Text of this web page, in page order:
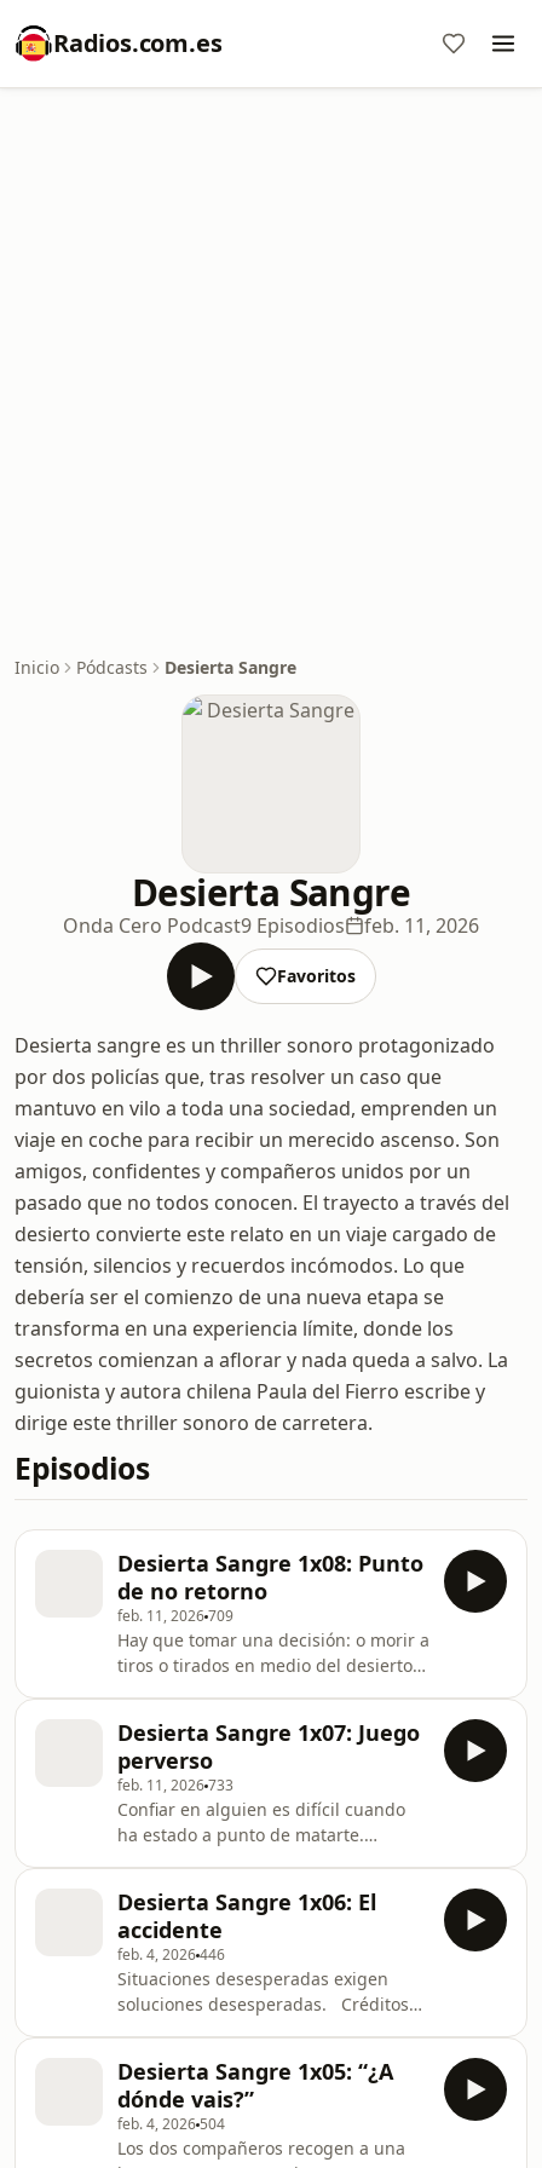
Radios.com.es
Inicio Pódcasts Desierta Sangre
Desierta Sangre
Onda Cero Podcast9 Episodios feb. 11, 2026
Favoritos
Desierta sangre es un thriller sonoro protagonizado
por dos policías que, tras resolver un caso que
mantuvo en vilo a toda una sociedad, emprenden un
viaje en coche para recibir un merecido ascenso. Son
amigos, confidentes y compañeros unidos por un
pasado que no todos conocen. El trayecto a través del
desierto convierte este relato en un viaje cargado de
tensión, silencios y recuerdos incómodos. Lo que
debería ser el comienzo de una nueva etapa se
transforma en una experiencia límite, donde los
secretos comienzan a aflorar y nada queda a salvo. La
guionista y autora chilena Paula del Fierro escribe y
dirige este thriller sonoro de carretera.
Episodios
Desierta Sangre 1x08: Punto
de no retorno
feb. 11, 2026709
Hay que tomar una decisión: o morir a
tiros o tirados en medio del desierto.
Víctor Blanco, Miguel Ángel Expósito,
Gabriel Brandariz, Lucía Rodríguez y
Bernardo Corral Actores: Ulloa:
Eduardo Bosch Iván: David Robles
Marcia: Inés Aldea Verónica: Mayte
Mira Camionero: Julio López
Mochilero
Desierta Sangre 1x07: Juego
perverso
feb. 11, 2026733
Confiar en alguien es difícil cuando
ha estado a punto de matarte.
Víctor Blanco, Miguel Ángel Expósito,
Gabriel Brandariz, Lucía Rodríguez y
Bernardo Corral Actores: Ulloa:
Eduardo Bosch Iván: David Robles
Marcia: Inés Aldea Verónica: Mayte
Mira Camionero: Julio López
Mochilero 1: Carlos Tor
Desierta Sangre 1x06: El
accidente
feb. 4, 2026446
Situaciones desesperadas exigen
soluciones desesperadas. Créditos
Blanco, Miguel Ángel Expósito,
Gabriel Brandariz, Lucía Rodríguez y
Bernardo Corral Actores: Ulloa:
Eduardo Bosch Iván: David Robles
Desierta Sangre 1x05: “¿A
dónde vais?”
feb. 4, 2026 504
Los dos compañeros recogen a una